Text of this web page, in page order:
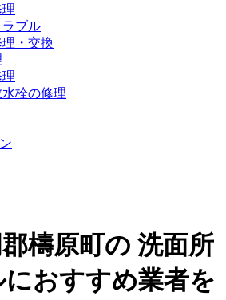
ブル
・交換
栓の修理
檮原町の 洗面所
おすすめ業者を